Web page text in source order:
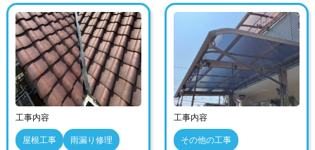
工事内容
屋根工事
雨漏り修理
工事内容
その他の工事